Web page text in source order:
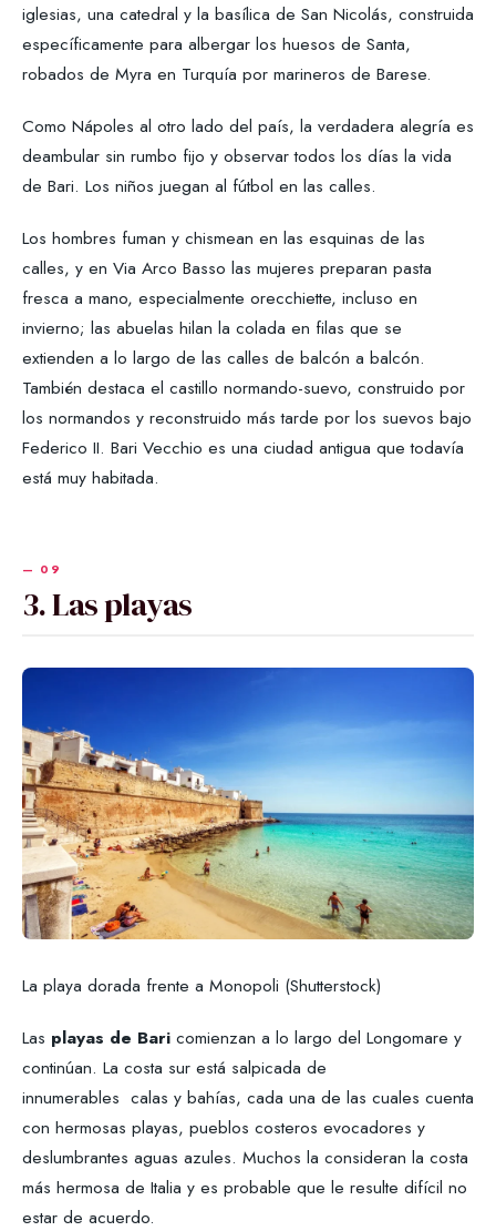
iglesias, una catedral y la basílica de San Nicolás, construida
específicamente para albergar los huesos de Santa,
robados de Myra en Turquía por marineros de Barese.
Como Nápoles al otro lado del país, la verdadera alegría es
deambular sin rumbo fijo y observar todos los días la vida
de Bari. Los niños juegan al fútbol en las calles.
Los hombres fuman y chismean en las esquinas de las
calles, y en Via Arco Basso las mujeres preparan pasta
fresca a mano, especialmente orecchiette, incluso en
invierno; las abuelas hilan la colada en filas que se
extienden a lo largo de las calles de balcón a balcón.
También destaca el castillo normando-suevo, construido por
los normandos y reconstruido más tarde por los suevos bajo
Federico II. Bari Vecchio es una ciudad antigua que todavía
está muy habitada.
3. Las playas
La playa dorada frente a Monopoli (Shutterstock)
Las playas de Bari comienzan a lo largo del Longomare y
continúan. La costa sur está salpicada de
innumerables calas y bahías, cada una de las cuales cuenta
con hermosas playas, pueblos costeros evocadores y
deslumbrantes aguas azules. Muchos la consideran la costa
más hermosa de Italia y es probable que le resulte difícil no
estar de acuerdo.